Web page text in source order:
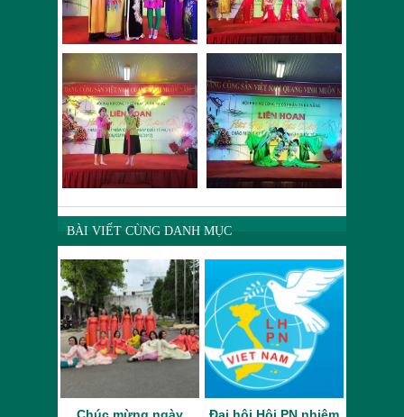
BÀI VIẾT CÙNG DANH MỤC